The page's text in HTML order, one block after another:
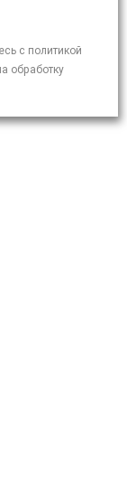
с политикой
обработку